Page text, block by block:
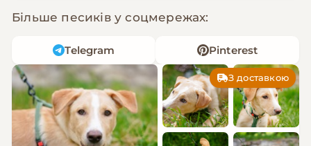
Більше песиків у соцмережах:
Telegram Pinterest
З доставкою